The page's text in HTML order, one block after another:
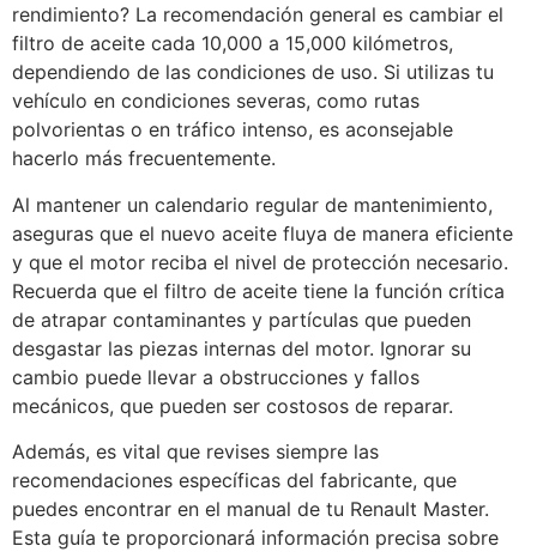
rendimiento? La recomendación general es cambiar el
filtro de aceite cada 10,000 a 15,000 kilómetros,
dependiendo de las condiciones de uso. Si utilizas tu
vehículo en condiciones severas, como rutas
polvorientas o en tráfico intenso, es aconsejable
hacerlo más frecuentemente.
Al mantener un calendario regular de mantenimiento,
aseguras que el nuevo aceite fluya de manera eficiente
y que el motor reciba el nivel de protección necesario.
Recuerda que el filtro de aceite tiene la función crítica
de atrapar contaminantes y partículas que pueden
desgastar las piezas internas del motor. Ignorar su
cambio puede llevar a obstrucciones y fallos
mecánicos, que pueden ser costosos de reparar.
Además, es vital que revises siempre las
recomendaciones específicas del fabricante, que
puedes encontrar en el manual de tu Renault Master.
Esta guía te proporcionará información precisa sobre